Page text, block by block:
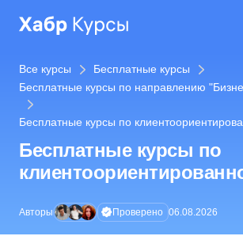
Все курсы
Бесплатные курсы
Бесплатные курсы по направлению
Бесплатные курсы по
Бесплатные курсы по
Авторы Проверено 06.08.2026